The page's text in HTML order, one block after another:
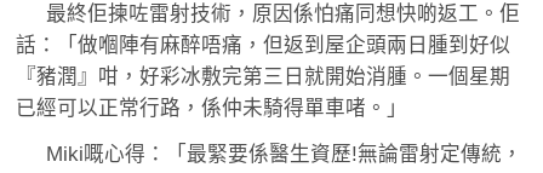
最終佢揀咗雷射技術，原因係怕痛同想快啲返工。佢
話：「做嗰陣有麻醉唔痛，但返到屋企頭兩日腫到好似
『豬潤』咁，好彩冰敷完第三日就開始消腫。一個星期
已經可以正常行路，係仲未騎得單車啫。」
Miki嘅心得：「最緊要係醫生資歷!無論雷射定傳統，